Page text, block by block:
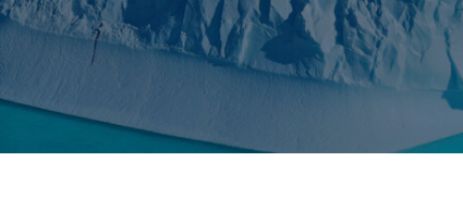
Подарочный сертификат